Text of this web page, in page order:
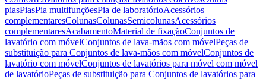
piasPiasPia multifunçõesPia de laboratórioAcessórios
complementaresColunasColunasSemicolunasAcessórios
complementaresAcabamentoMaterial de fixaçãoConjuntos de
lavatório com móvelConjuntos de lava-mãos com móvelPeças de
substituição para Conjuntos de lava-mãos com móvelConjuntos de
lavatório com móvelConjuntos de lavatórios para móvel com móvel
de lavatórioPeças de substituição para Conjuntos de lavatórios para